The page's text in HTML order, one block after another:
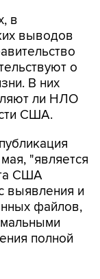
в
выводов
о
В них
ли НЛО
США.
"является
США
выявления и
файлов,
полной